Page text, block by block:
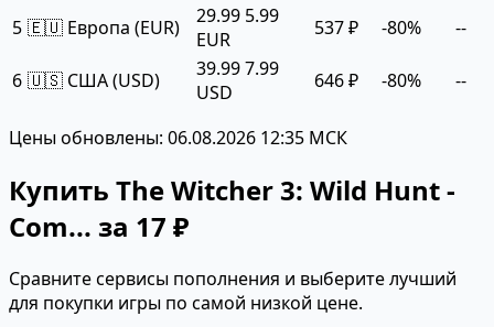
5 🇪🇺 Европа (EUR) 29.99 5.99
EUR
537 ₽ -80% --
6 🇺🇸 США (USD) 39.997.99
USD
646 ₽ -80% --
Цены обновлены: 06.08.2026 12:35 МСК
Купить The Witcher 3: Wild Hunt -
Com... за 17 ₽
Сравните сервисы пополнения и выберите лучший
для покупки игры по самой низкой цене.